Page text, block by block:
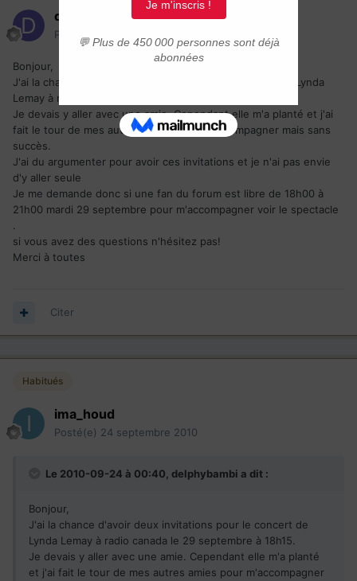
delphybambi
Posté(e)
Bonjour,
J'ai la chance d'avoir deux invitations pour le concert de Lynda
Lemay à radio canada le 29 septembre à 18h15.
Je devais y aller avec une amie. Cependant elle m'a planté et j'ai
fait le tour de mes autres amies pour m'accompagner mais sans
succès.
J'ai du argumenter pour avoir ces invitations et je n'ai pas envie
d'y aller seule
Je me demande donc si une fan du forum est libre de 18h00 à
21h00 mardi 29 septembre pour m'accompagner voir le spectacle
.
si vous avez des questions n'hésitez pas!
Merci à toutes
Citer
Habitués
ima_houd
Posté(e) 24 septembre 2010
Le 2010-09-24 à 00:40, delphybambi a dit :
Bonjour,
J'ai la chance d'avoir deux invitations pour le concert de
Lynda Lemay à radio canada le 29 septembre à 18h15.
Je devais y aller avec une amie. Cependant elle m'a planté
et j'ai fait le tour de mes autres amies pour m'accompagner